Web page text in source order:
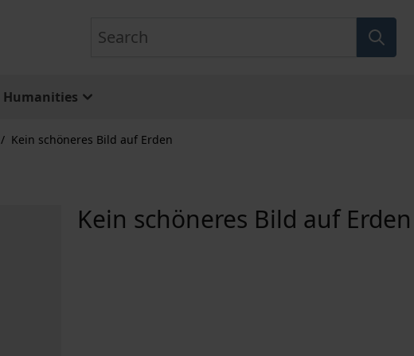
Humanities
/ Kein schöneres Bild auf Erden
Kein schöneres Bild auf Erden